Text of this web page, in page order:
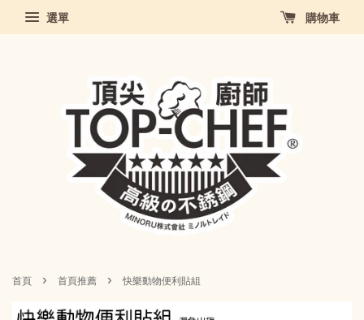
選單 購物車
首頁 › 首頁推薦 › 快樂動物便利貼組